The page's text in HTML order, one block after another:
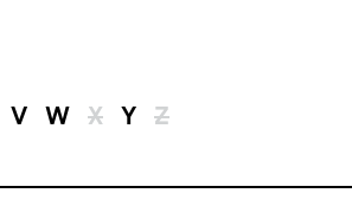
V W X Y Z